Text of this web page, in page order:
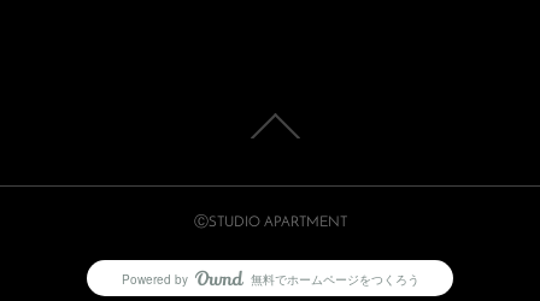
ⒸSTUDIO APARTMENT
Powered by AmebaOwnd
無料でホームページをつくろう